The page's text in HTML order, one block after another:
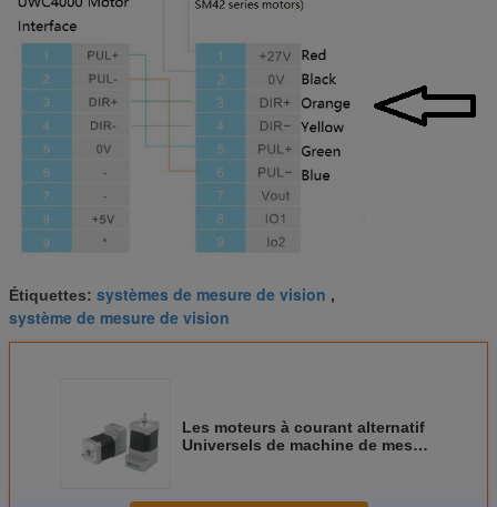
Étiquettes: systèmes de mesure de vision ,
système de mesure de vision
Les moteurs à courant alternatif
Universels de machine de mesure